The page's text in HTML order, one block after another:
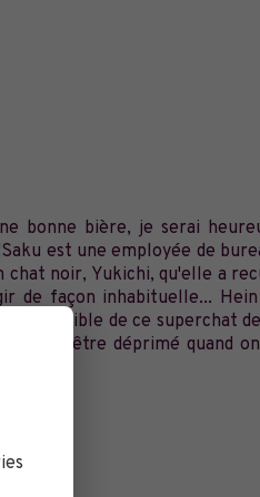
bonne bière, je serai
est une employée de
chat noir, Yukichi, qu'elle a
de façon inhabituelle...
paisible de ce superchat
ne pas être déprimé quand